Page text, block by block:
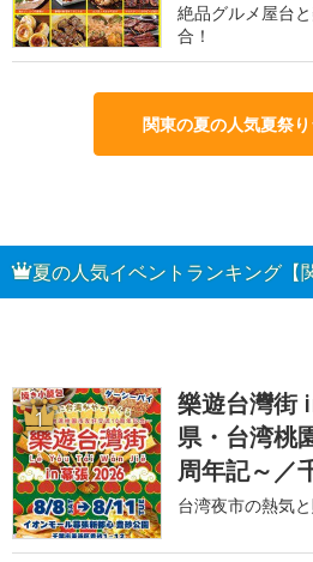
絶品グルメ屋台
合！
関東の夏の人気夏祭
夏の人気イベントランキング【
1
樂遊台灣街
県・台湾
周年記～／
台湾夜市の熱気